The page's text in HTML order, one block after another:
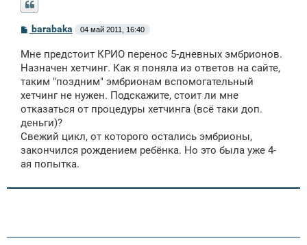
С
б
щ
н
и
barabaka 04 май 2011, 16:40
Мне предстоит КРИО перенос 5-дневных эмбрионов.
Назначен хетчинг. Как я поняла из ответов на сайте,
таким "поздним" эмбрионам вспомогательный
хетчинг не нужен. Подскажите, стоит ли мне
отказаться от процедуры хетчинга (всё таки доп.
деньги)?
Свежий цикл, от которого остались эмбрионы,
закончился рождением ребёнка. Но это была уже 4-
ая попытка.